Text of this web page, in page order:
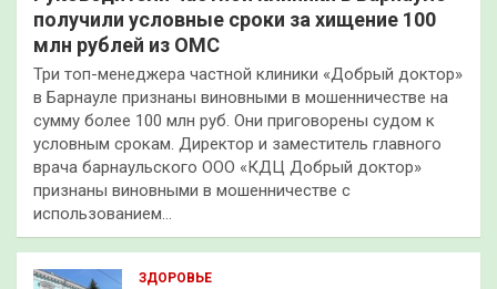
получили условные сроки за хищение 100
млн рублей из ОМС
Три топ-менеджера частной клиники «Добрый доктор»
в Барнауле признаны виновными в мошенничестве на
сумму более 100 млн руб. Они приговорены судом к
условным срокам. Директор и заместитель главного
врача барнаульского ООО «КДЦ Добрый доктор»
признаны виновными в мошенничестве с
использованием…
ЗДОРОВЬЕ